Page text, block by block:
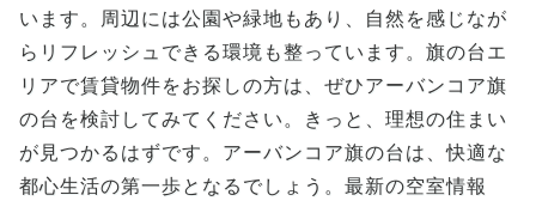
います。周辺には公園や緑地もあり、自然を感じなが
らリフレッシュできる環境も整っています。旗の台エ
リアで賃貸物件をお探しの方は、ぜひアーバンコア旗
の台を検討してみてください。きっと、理想の住まい
が見つかるはずです。アーバンコア旗の台は、快適な
都心生活の第一歩となるでしょう。最新の空室情報